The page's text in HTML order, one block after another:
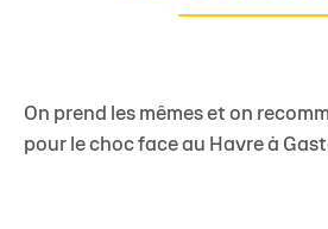
On prend les mêmes et on
pour le choc face au Havre à